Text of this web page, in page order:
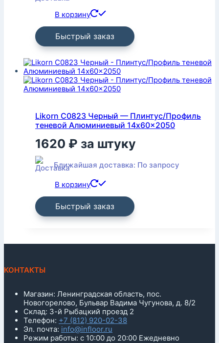
В корзину
Быстрый заказ
Likorn C0823 Черный — Плинтус/Профиль
теневой Алюминиевый 14x60x2050
1620 ₽ за штуку
Ближайшая доставка: По запросу
В корзину
Быстрый заказ
КОНТАКТЫ
Магазин: Ленинградская область, пос.
Новогорелово, Бульвар Вадима Чугунова, д. 8/2
Склад: 3-й Рыбацкий проезд 2
Телефон: +7 (812) 920-02-38
Эл. почта: info@infloor.ru
Режим работы: с 10:00 до 20:00 Ежедневно